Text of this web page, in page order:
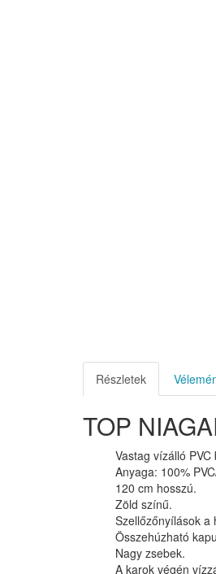
Részletek
TOP
Vastag vízálló
Anyaga: 100%
120 cm hosszú.
Zöld színű.
Szellőzőnyílások a
Összehúzható
Nagy zsebek.
A karok végén